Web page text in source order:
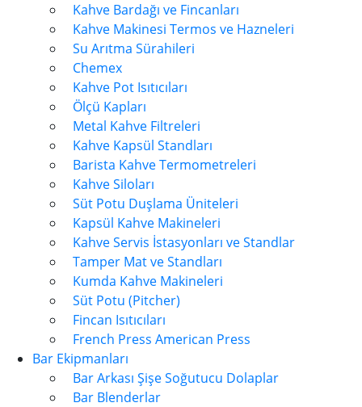
Kahve Bardağı ve Fincanları
Kahve Makinesi Termos ve Hazneleri
Su Arıtma Sürahileri
Chemex
Kahve Pot Isıtıcıları
Ölçü Kapları
Metal Kahve Filtreleri
Kahve Kapsül Standları
Barista Kahve Termometreleri
Kahve Siloları
Süt Potu Duşlama Üniteleri
Kapsül Kahve Makineleri
Kahve Servis İstasyonları ve Standlar
Tamper Mat ve Standları
Kumda Kahve Makineleri
Süt Potu (Pitcher)
Fincan Isıtıcıları
French Press American Press
Bar Ekipmanları
Bar Arkası Şişe Soğutucu Dolaplar
Bar Blenderlar